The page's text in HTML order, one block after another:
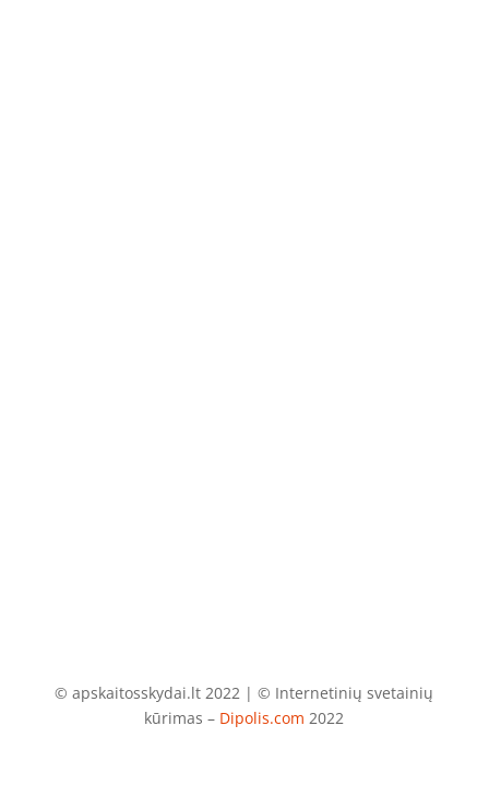
© apskaitosskydai.lt 2022 | © Internetinių svetainių
kūrimas – Dipolis.com 2022